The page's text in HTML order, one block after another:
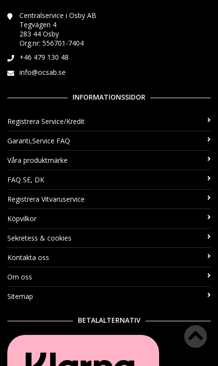
Centralservice i Osby AB
Tegvägen 4
283 44 Osby
Org.nr: 556701-7404
+46 479 130 48
info@ocsab.se
INFORMATIONSSIDOR
Registrera Service/Kredit
Garanti,Service FAQ
Våra produktmärke
FAQ SE, DK
Registrera Vitvaruservice
Köpvilkor
Sekretess & cookies
Kontakta oss
Om oss
Sitemap
BETALALTERNATIV